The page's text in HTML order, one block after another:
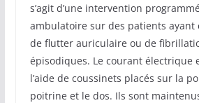
s’agit d’une intervention
ambulatoire sur des patients ayant
de flutter auriculaire ou de
épisodiques. Le courant électrique
l’aide de coussinets placés sur la
poitrine et le dos. Ils sont